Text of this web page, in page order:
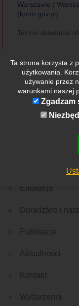
Warszawie |
(kprm.gov.pl)
Termin składania
Edukacja
Doradztwo i
Publikacje
Aktualności
Kontakt
Wydarzenia
Ta strona korzysta z
użytkowania.
używanie przez
warunkami naszej
Zgadzam